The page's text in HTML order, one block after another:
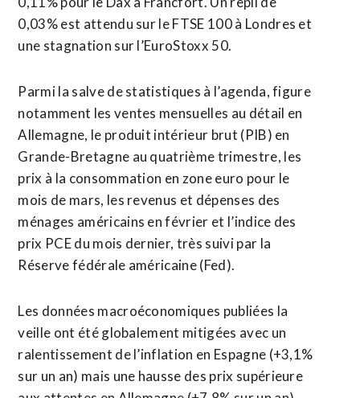
0,03% est attendu sur le FTSE 100 à Londres et
une stagnation sur l’EuroStoxx 50.
Parmi la salve de statistiques à l’agenda, figure
notamment les ventes mensuelles au détail en
Allemagne, le produit intérieur brut (PIB) en
Grande-Bretagne au quatrième trimestre, les
prix à la consommation en zone euro pour le
mois de mars, les revenus et dépenses des
ménages américains en février et l’indice des
prix PCE du mois dernier, très suivi par la
Réserve fédérale américaine (Fed).
Les données macroéconomiques publiées la
veille ont été globalement mitigées avec un
ralentissement de l’inflation en Espagne (+3,1%
sur un an) mais une hausse des prix supérieure